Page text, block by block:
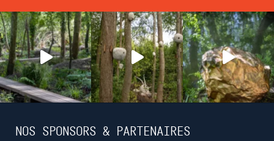
NOS SPONSORS & PARTENAIRES